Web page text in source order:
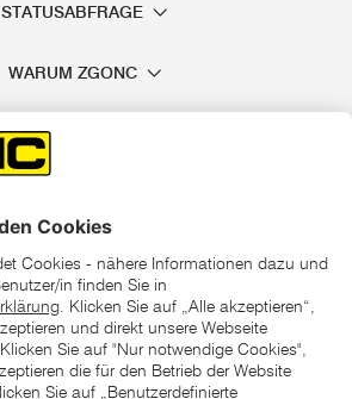
STATUSABFRAGE
WARUM ZGONC
der niedrigste von uns in den letzten 30
vor Beginn dieser Aktion verlangte Preis